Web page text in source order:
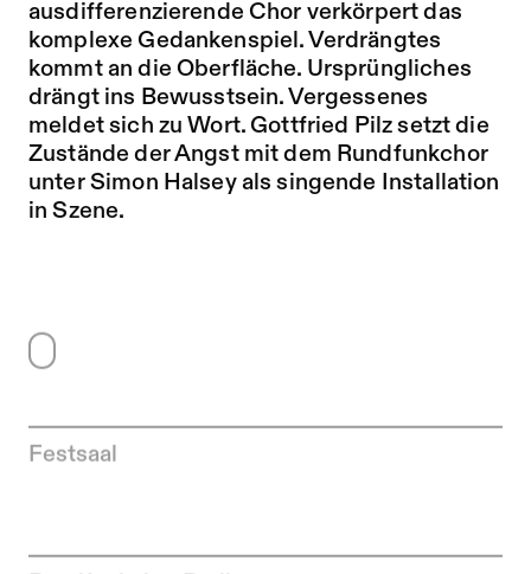
Festsaal
ausdifferenzierende Chor verkörpert das
komplexe Gedankenspiel. Verdrängtes
kommt an die Oberfläche. Ursprüngliches
drängt ins Bewusstsein. Vergessenes
meldet sich zu Wort. Gottfried Pilz setzt die
Zustände der Angst mit dem Rundfunkchor
unter Simon Halsey als singende Installation
in Szene.